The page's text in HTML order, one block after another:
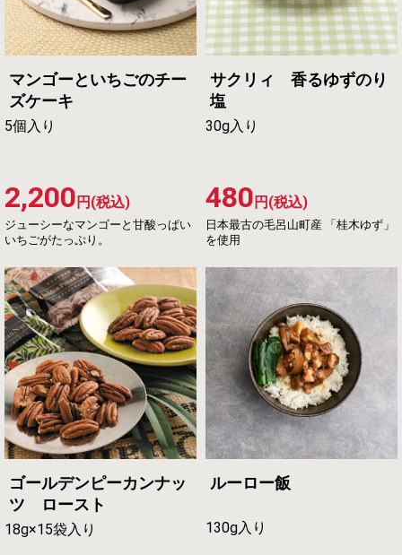
マンゴーといちごのチー
ズケーキ
5個入り
ジューシーなマンゴーと甘酸っぱい
いちごがたっぷり。
2,200 円(税込)
サクリィ 香るゆずのり
塩
30g入り
日本最古の毛呂山町産 「桂木ゆず」
を使用
480 円(税込)
ゴールデンピーカンナッ
ツ ロースト
18g×15袋入り
ルーロー飯
130g入り